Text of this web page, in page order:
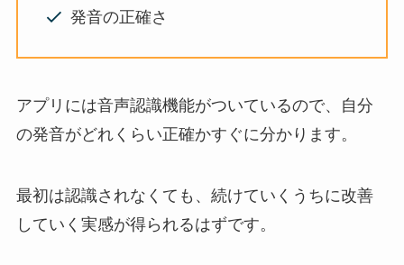
発音の正確さ
アプリには音声認識機能がついているので、自分
の発音がどれくらい正確かすぐに分かります。
最初は認識されなくても、続けていくうちに改善
していく実感が得られるはずです。